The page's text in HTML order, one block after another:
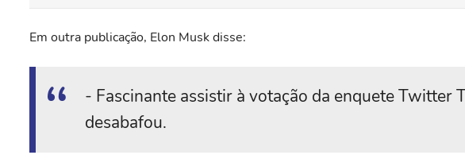
Em outra publicação, Elon Musk disse:
- Fascinante assistir à votação da enquete Twitter
desabafou.